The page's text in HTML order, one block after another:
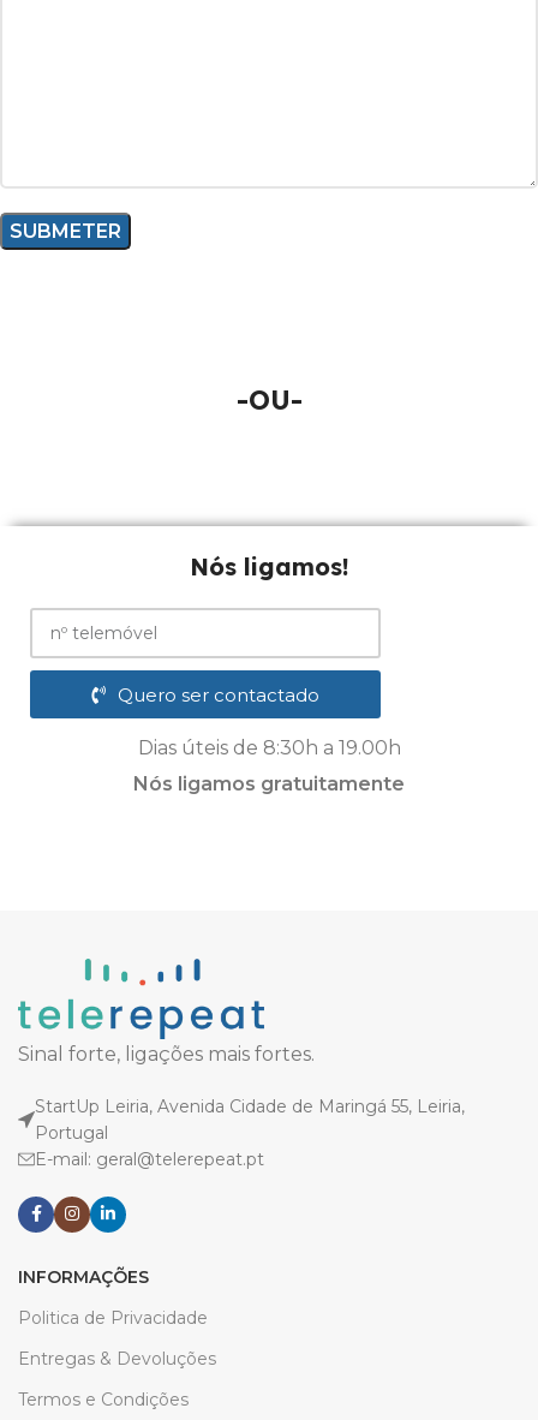
-OU-
Nós ligamos!
Quero ser contactado
Dias úteis de 8:30h a 19.00h
Nós ligamos gratuitamente
Sinal forte, ligações mais fortes.
StartUp Leiria, Avenida Cidade de Maringá 55, Leiria,
Portugal
E-mail: geral@telerepeat.pt
INFORMAÇÕES
Politica de Privacidade
Entregas & Devoluções
Termos e Condições